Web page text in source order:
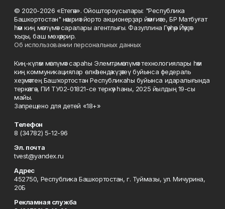
© 2020-2026 «Етегән». Ойоштороусылары: "Республика
Башкортостан" нәшриәт йорто акционерҙар йәмғиәте, БР Матбуғат
һәм киң мәғлүмәт саралары агентлығы. Фазуллина Гәүһәр Йәүҙәт
ҡыҙы, баш мөхәррир.
Об использовании персональных данных
Киң-күләм мәғлүмәт сараһы Элемтә, мәғлүмәт технологиялары һәм
киң коммуникациялар өлкәһендә күҙәтеү буйынса федераль
хеҙмәттең Башҡортостан Республикаһы буйынса идаралығында
теркәлгән, ПИ ТУ02-01821-се теркәү һаны, 2025 йылдың 19-сы
майы.
Запрещено для детей «18+»
Телефон
8 (34782) 5-12-96
Эл. почта
tvest@yandex.ru
Адрес
452750, Республика Башкортостан, г. Туймазы, ул. Мичурина,
20Б
Рекламная служба